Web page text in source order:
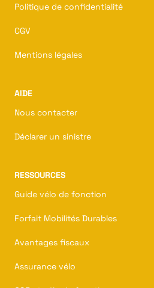
Politique de confidentialité
CGV
Mentions légales
AIDE
Nous contacter
Déclarer un sinistre
RESSOURCES
Guide vélo de fonction
Forfait Mobilités Durables
Avantages fiscaux
Assurance vélo